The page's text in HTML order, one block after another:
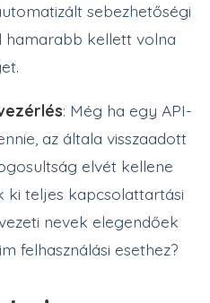
sebezhetőségi
hamarabb kellett volna
: Még ha egy API-
az általa visszaadott
elvét kellene
ki teljes kapcsolattartási
nevek elegendőek
felhasználási esethez?